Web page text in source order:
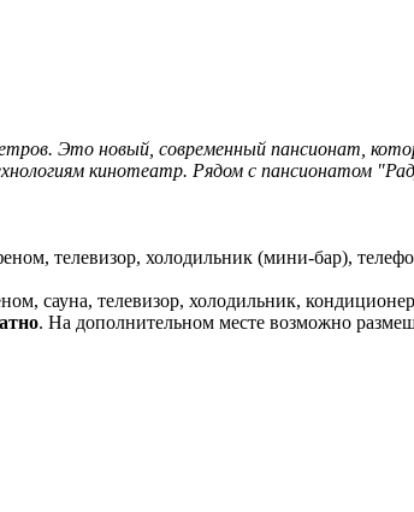
Это новый, современный пансионат,
кинотеатр. Рядом с пансионатом
телевизор, холодильник (мини-бар),
сауна, телевизор, холодильник,
. На дополнительном месте возможно